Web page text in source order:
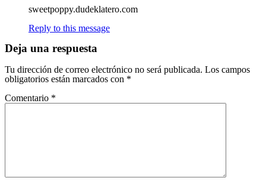
sweetpoppy.dudeklatero.com
Reply to this message
Deja una respuesta
Tu dirección de correo electrónico no será publicada. Los campos
obligatorios están marcados con *
Comentario *